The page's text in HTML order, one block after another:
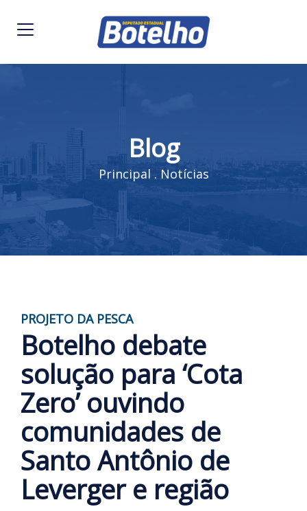
Blog
Principal. Notícias
PROJETO DA PESCA
Botelho debate
solução para ‘Cota
Zero’ ouvindo
comunidades de
Santo Antônio de
Leverger e região